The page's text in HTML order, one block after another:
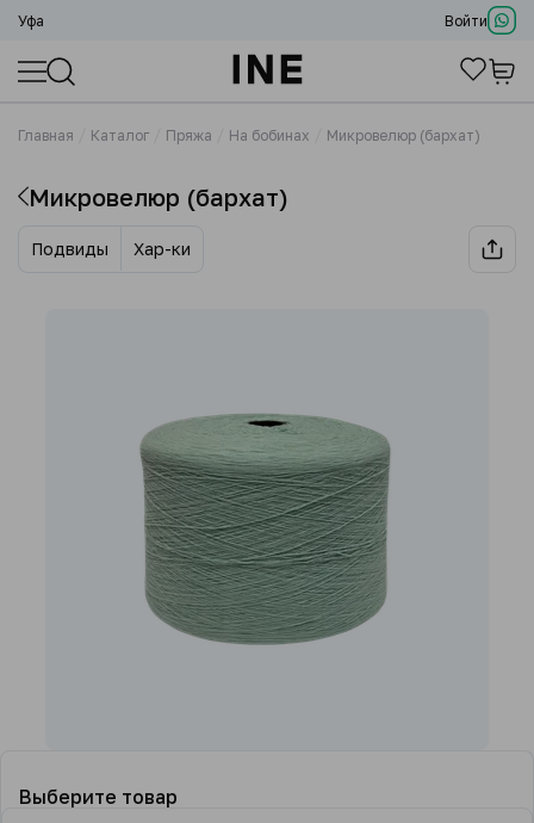
Уфа Войти
Главная Каталог Пряжа На бобинах Микровелюр (бархат)
Микровелюр (бархат)
Подвиды Хар-ки
Выберите товар